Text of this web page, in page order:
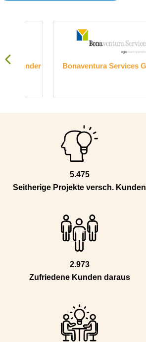
Bonaventura Services GmbH
5.475
Seitherige Projekte versch. Kunden
2.973
Zufriedene Kunden daraus